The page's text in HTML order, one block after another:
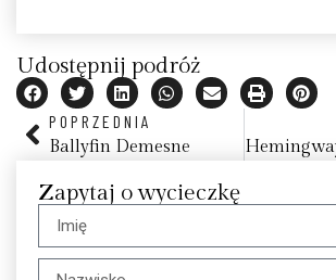
Udostępnij podróż
POPRZEDNIA
Ballyfin Demesne
Zapytaj o wycieczkę